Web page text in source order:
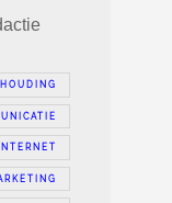
INTERNET